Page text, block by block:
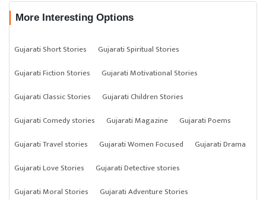
More Interesting Options
Gujarati Short Stories
Gujarati Spiritual Stories
Gujarati Fiction Stories
Gujarati Motivational Stories
Gujarati Classic Stories
Gujarati Children Stories
Gujarati Comedy stories
Gujarati Magazine
Gujarati Poems
Gujarati Travel stories
Gujarati Women Focused
Gujarati Drama
Gujarati Love Stories
Gujarati Detective stories
Gujarati Moral Stories
Gujarati Adventure Stories